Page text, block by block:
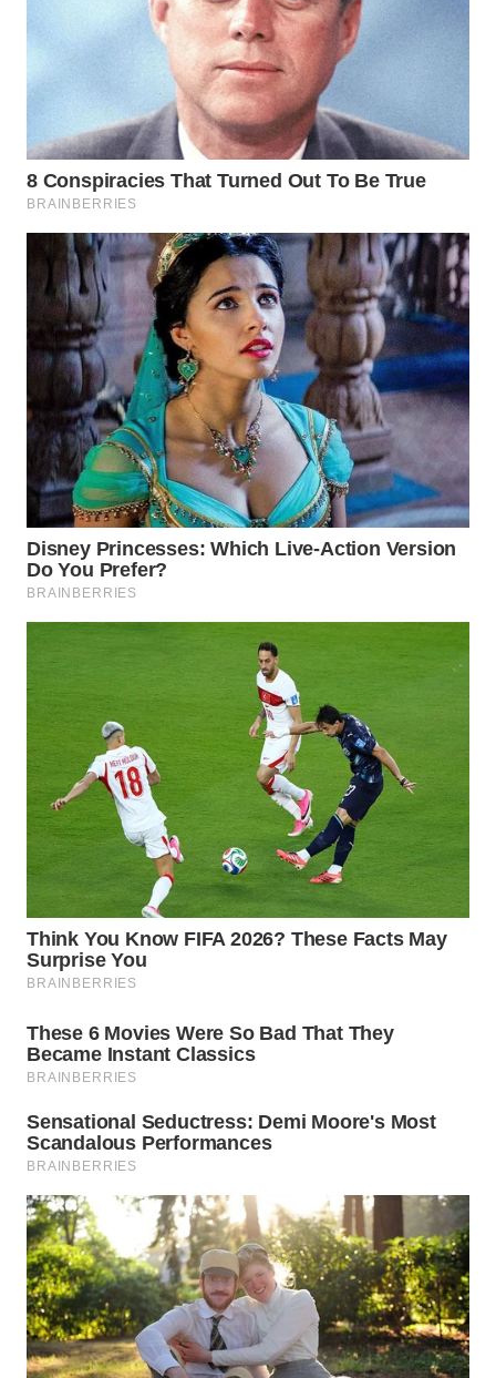
KUNINGAN
MAJALENGKA
WN
SUBANG
WN
SUKABUMI
WN
PURWAKARTA
WN
PRIANGAN
TIMUR
WN
SEMARANG
SOLO
WN
BOROBUDUR
WN
MADURA
SURABAYA
WN
NATUNA
BINTAN
MANDALIKA
LIKUPANG
WN
LABUANBAJO
WN
BORNEO